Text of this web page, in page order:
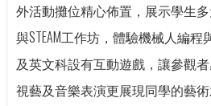
外活動攤位精心佈置，展示學生
與STEAM工作坊，體驗機械人編
及英文科設有互動遊戲，讓參觀
視藝及音樂表演更展現同學的藝